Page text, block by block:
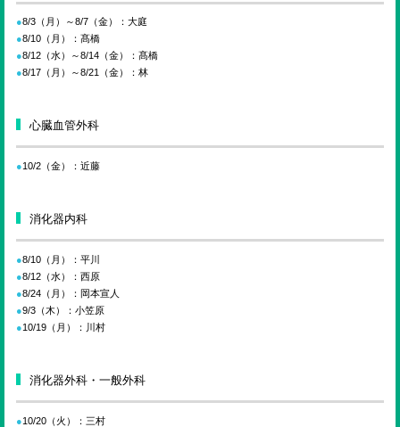
8/3（月）～8/7（金）：大庭
8/10（月）：髙橋
8/12（水）～8/14（金）：髙橋
8/17（月）～8/21（金）：林
心臓血管外科
10/2（金）：近藤
消化器内科
8/10（月）：平川
8/12（水）：西原
8/24（月）：岡本宣人
9/3（木）：小笠原
10/19（月）：川村
消化器外科・一般外科
10/20（火）：三村